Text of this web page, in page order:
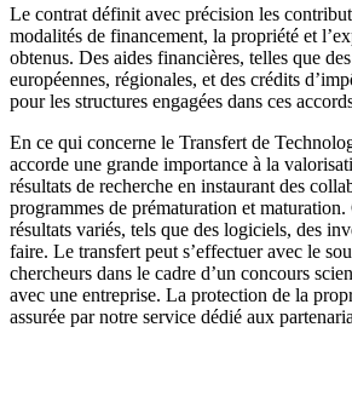
Le contrat définit avec précision les
modalités de financement, la propriété et
obtenus. Des aides financières, telles que
européennes, régionales, et des crédits
pour les structures engagées dans ces
En ce qui concerne le Transfert de
accorde une grande importance à la
résultats de recherche en instaurant des
programmes de prématuration et maturation.
résultats variés, tels que des logiciels, des
faire. Le transfert peut s’effectuer avec le
chercheurs dans le cadre d’un concours
avec une entreprise. La protection de la
assurée par notre service dédié aux